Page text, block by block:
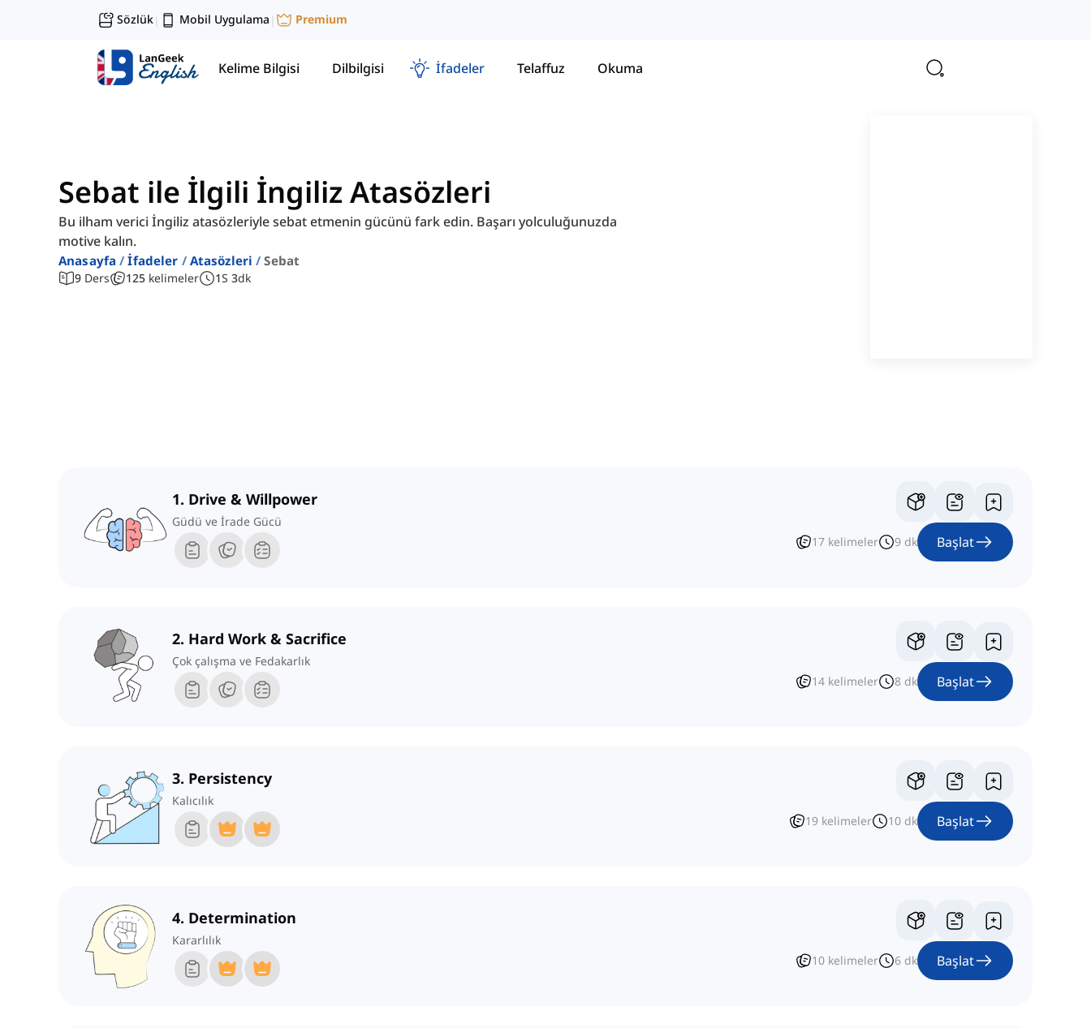
Sözlük| Mobil Uygulama | Premium
Kelime Bilgisi Dilbilgisi İfadeler Telaffuz Okuma
Sebat ile İlgili İngiliz Atasözleri
Bu ilham verici İngiliz atasözleriyle sebat etmenin gücünü fark edin. Başarı yolculuğunuzda
motive kalın.
Anasayfa İfadeler Atasözleri Sebat
9 Ders 125 kelimeler 1S 3dk
1. Drive & Willpower
Güdü ve İrade Gücü
17 kelimeler 9 dk Başlat
2. Hard Work & Sacrifice
Çok çalışma ve Fedakarlık
14 kelimeler 8 dk Başlat
3. Persistency
Kalıcılık
19 kelimeler 10 dk Başlat
4. Determination
Kararlılık
10 kelimeler 6 dk Başlat